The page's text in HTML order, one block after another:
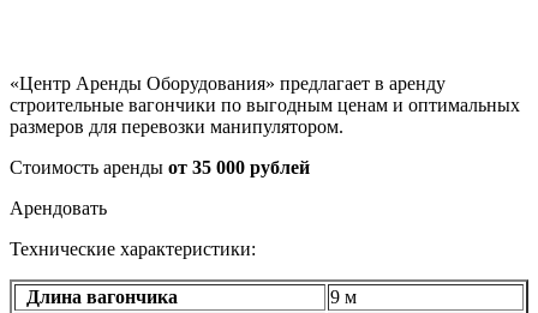
«Центр Аренды Оборудования» предлагает в аренду
строительные вагончики по выгодным ценам и оптимальных
размеров для перевозки манипулятором.
Стоимость аренды от 35 000 рублей
Арендовать
Технические характеристики:
Длина вагончика
9 м